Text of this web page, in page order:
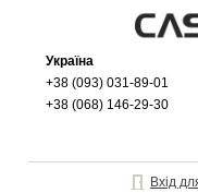
Україна
+38 (093) 031-89-01
+38 (068) 146-29-30
Вхід